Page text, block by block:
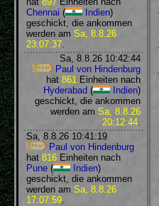
Chennai ( Indien)
geschickt, die ankommen
werden am Sa, 8.8.26
23:07:37.
Sa, 8.8.26 10:42:44
Paul von Hindenburg
hat 861 Einheiten nach
Hyderabad ( Indien)
geschickt, die ankommen
werden am Sa, 8.8.26
20:12:44.
Sa, 8.8.26 10:41:19
Paul von Hindenburg
hat 816 Einheiten nach
Pune ( Indien)
geschickt, die ankommen
werden am Sa, 8.8.26
17:07:59.